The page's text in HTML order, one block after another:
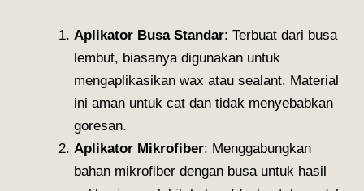
Aplikator Busa Standar: Terbuat dari busa
lembut, biasanya digunakan untuk
mengaplikasikan wax atau sealant. Material
ini aman untuk cat dan tidak menyebabkan
goresan.
Aplikator Mikrofiber: Menggabungkan
bahan mikrofiber dengan busa untuk hasil